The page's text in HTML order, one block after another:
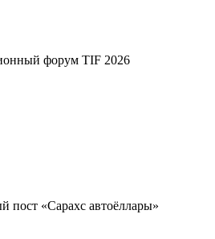
форум TIF 2026
пост «Сарахс автоёллары»